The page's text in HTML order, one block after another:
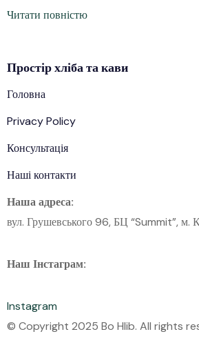
Читати повністю
Простірхлібата кави
Головна
Privacy Policy
Консультація
Наші контакти
Наша адреса:
вул. Грушевського 96, БЦ “Summit”, м.
Наш Інстаграм:
Instagram
© Copyright 2025 Bo Hlib. All rights